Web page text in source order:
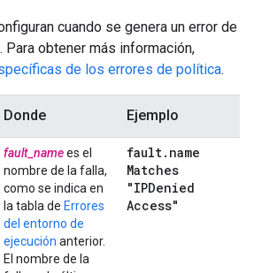
cuando se genera un error de
Para obtener más información,
de los errores de política.
Donde Ejemplo
fault_namees el
nombre de la falla,
como se indica en
la tabla de Errores
del entorno de
ejecución anterior.
El nombre de la
fault. name
Matches
"IPDenied
Access"